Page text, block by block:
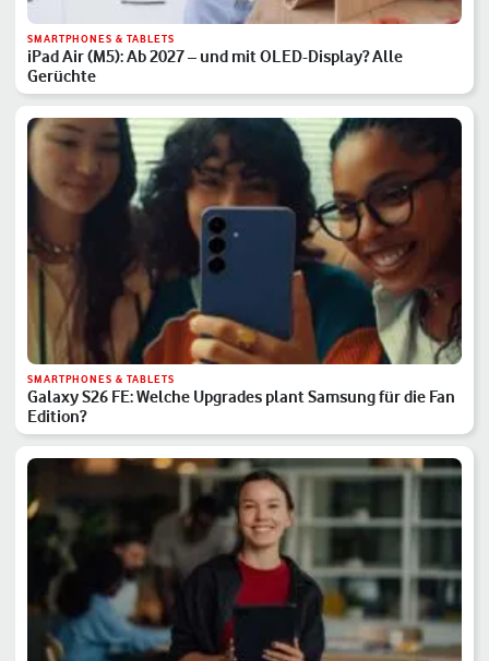
SMARTPHONES & TABLETS
iPad Air (M5): Ab 2027 – und mit OLED-Display? Alle
Gerüchte
SMARTPHONES & TABLETS
Galaxy S26 FE: Welche Upgrades plant Samsung für die Fan
Edition?